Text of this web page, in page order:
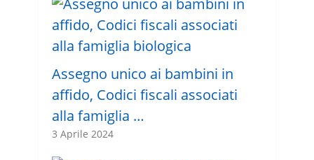
Assegno unico ai bambini in
affido, Codici fiscali associati
alla famiglia …
3 Aprile 2024